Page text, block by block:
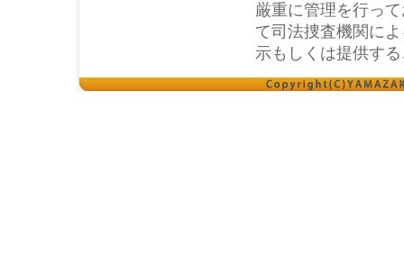
厳重に管理を行っ
て司法捜査機関に
示もしくは提供す